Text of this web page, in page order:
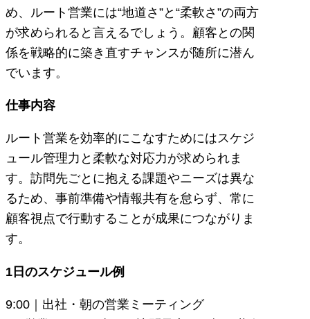
め、ルート営業には“地道さ”と“柔軟さ”の両方
が求められると言えるでしょう。顧客との関
係を戦略的に築き直すチャンスが随所に潜ん
でいます。
仕事内容
ルート営業を効率的にこなすためにはスケジ
ュール管理力と柔軟な対応力が求められま
す。訪問先ごとに抱える課題やニーズは異な
るため、事前準備や情報共有を怠らず、常に
顧客視点で行動することが成果につながりま
す。
1日のスケジュール例
9:00｜出社・朝の営業ミーティング